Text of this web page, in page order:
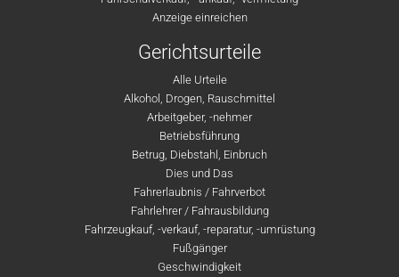
Anzeige einreichen
Gerichtsurteile
Alle Urteile
Alkohol, Drogen, Rauschmittel
Arbeitgeber, -nehmer
Betriebsführung
Betrug, Diebstahl, Einbruch
Dies und Das
Fahrerlaubnis / Fahrverbot
Fahrlehrer / Fahrausbildung
Fahrzeugkauf, -verkauf, -reparatur, -umrüstung
Fußgänger
Geschwindigkeit